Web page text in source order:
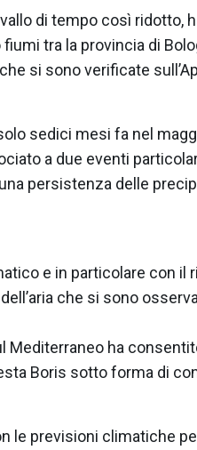
di tempo così ridotto,
tra la provincia di
si sono verificate
sedici mesi fa nel
a due eventi
persistenza delle
e in particolare con il
che si sono
ha
Boris sotto forma di
le previsioni climatiche